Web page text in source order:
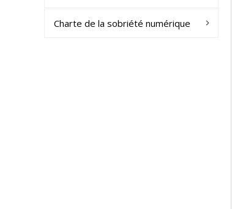
Charte de la sobriété numérique